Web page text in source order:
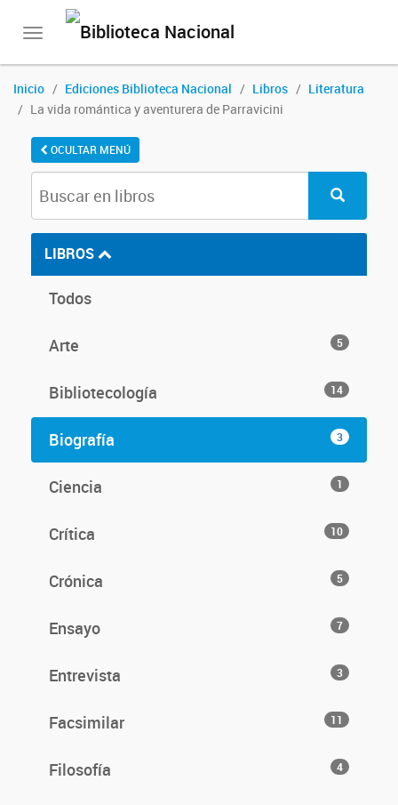
Toggle
Inicio Ediciones Biblioteca Nacional Libros
Literatura
La vida romántica y aventurera de Parravicini
OCULTAR MENÚ
LIBROS
Todos
Arte 5
Bibliotecología 14
Biografía 3
Ciencia 1
Crítica 10
Crónica 5
Ensayo 7
Entrevista 3
Facsimilar 11
Filosofía 4